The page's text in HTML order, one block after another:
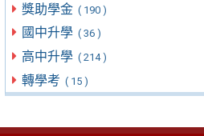
獎助學金 ( 190 )
國中升學 ( 36 )
高中升學 ( 214 )
轉學考 ( 15 )